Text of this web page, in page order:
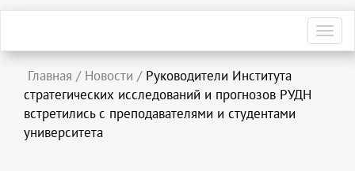
Главная / Новости / Руководители Института
стратегических исследований и прогнозов РУДН
встретились с преподавателями и студентами
университета